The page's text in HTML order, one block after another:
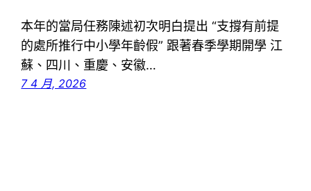
本年的當局任務陳述初次明白提出 “支撐有前提
的處所推行中小學年齡假” 跟著春季學期開學 江
蘇、四川、重慶、安徽…
7 4 月, 2026